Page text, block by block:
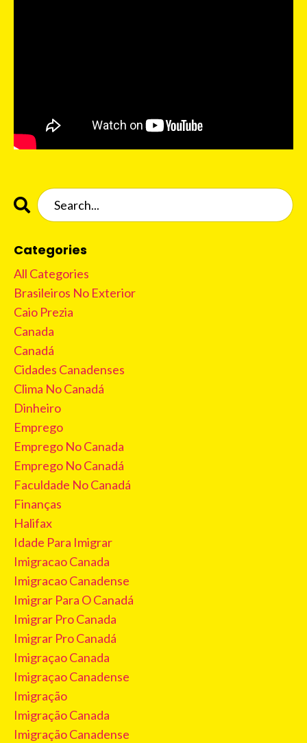
Categories
All Categories
Brasileiros No Exterior
Caio Prezia
Canada
Canadá
Cidades Canadenses
Clima No Canadá
Dinheiro
Emprego
Emprego No Canada
Emprego No Canadá
Faculdade No Canadá
Finanças
Halifax
Idade Para Imigrar
Imigracao Canada
Imigracao Canadense
Imigrar Para O Canadá
Imigrar Pro Canada
Imigrar Pro Canadá
Imigraçao Canada
Imigraçao Canadense
Imigração
Imigração Canada
Imigração Canadense